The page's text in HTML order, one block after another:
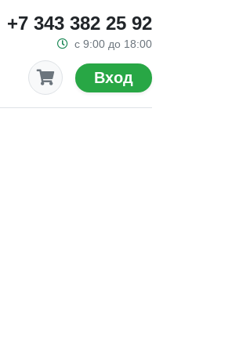
+7 343 382 25 92
с 9:00 до 18:00
Вход